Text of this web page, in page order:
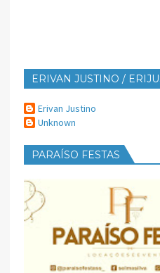
ERIVAN JUSTINO /
Erivan Justino
Unknown
PARAÍSO FESTAS